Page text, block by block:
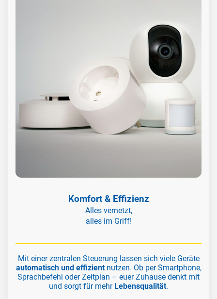
Komfort & Effizienz
Alles vernetzt,
alles im Griff!
Mit einer zentralen Steuerung lassen sich viele Geräte
automatisch und effizientnutzen. Ob per Smartphone,
Sprachbefehl oder Zeitplan – euer Zuhause denkt mit
und sorgt für mehr Lebensqualität.